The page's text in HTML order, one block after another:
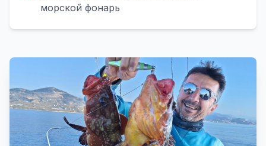
морской фонарь